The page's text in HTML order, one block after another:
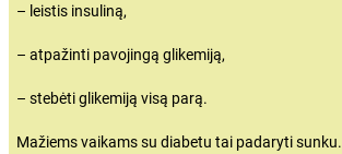
– leistis insuliną,
– atpažinti pavojingą glikemiją,
– stebėti glikemiją visą parą.
Mažiems vaikams su diabetu tai padaryti sunku.